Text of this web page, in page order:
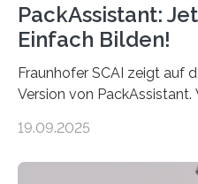
PackAssistant:
Einfach Bilden!
Fraunhofer SCAI zeigt auf
Version von
Automobil, Maschinenbau
Teile als eine Einheit
19.09.2025